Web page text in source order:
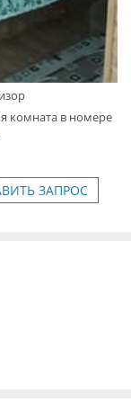
комната в номере
ЗАПРОС